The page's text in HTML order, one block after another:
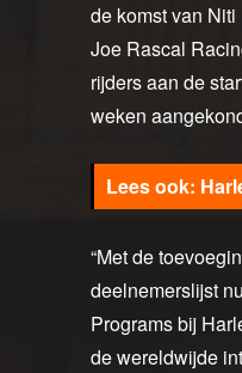
de komst van
Joe Rascal
rijders aan de
weken
“Met de
deelnemerslijst
Programs bij
de wereldwijde